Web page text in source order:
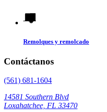
Remolques y remolcado
Contáctanos
(561) 681-1604
14581 Southern Blvd
Loxahatchee, FL 33470